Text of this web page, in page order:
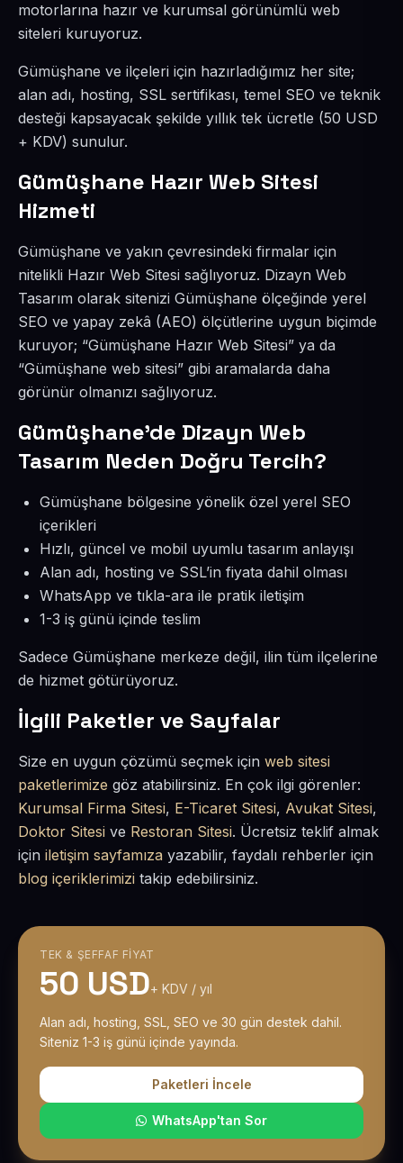
motorlarına hazır ve kurumsal görünümlü web
siteleri kuruyoruz.
Gümüşhane ve ilçeleri için hazırladığımız her site;
alan adı, hosting, SSL sertifikası, temel SEO ve teknik
desteği kapsayacak şekilde yıllık tek ücretle (50 USD
+ KDV) sunulur.
Gümüşhane Hazır Web Sitesi
Hizmeti
Gümüşhane ve yakın çevresindeki firmalar için
nitelikli Hazır Web Sitesi sağlıyoruz. Dizayn Web
Tasarım olarak sitenizi Gümüşhane ölçeğinde yerel
SEO ve yapay zekâ (AEO) ölçütlerine uygun biçimde
kuruyor; “Gümüşhane Hazır Web Sitesi” ya da
“Gümüşhane web sitesi” gibi aramalarda daha
görünür olmanızı sağlıyoruz.
Gümüşhane’de Dizayn Web
Tasarım Neden Doğru Tercih?
Gümüşhane bölgesine yönelik özel yerel SEO
içerikleri
Hızlı, güncel ve mobil uyumlu tasarım anlayışı
Alan adı, hosting ve SSL’in fiyata dahil olması
WhatsApp ve tıkla-ara ile pratik iletişim
1-3 iş günü içinde teslim
Sadece Gümüşhane merkeze değil, ilin tüm ilçelerine
de hizmet götürüyoruz.
İlgili Paketler ve Sayfalar
Size en uygun çözümü seçmek için web sitesi
paketlerimize göz atabilirsiniz. En çok ilgi görenler:
Kurumsal Firma Sitesi, E-Ticaret Sitesi, Avukat Sitesi,
Doktor Sitesi ve Restoran Sitesi. Ücretsiz teklif almak
için iletişim sayfamıza yazabilir, faydalı rehberler için
blog içeriklerimizi takip edebilirsiniz.
TEK & ŞEFFAF FIYAT
50 USD+ KDV / yıl
Alan adı, hosting, SSL, SEO ve 30 gün destek dahil.
Siteniz 1-3 iş günü içinde yayında.
Paketleri İncele
WhatsApp'tan Sor